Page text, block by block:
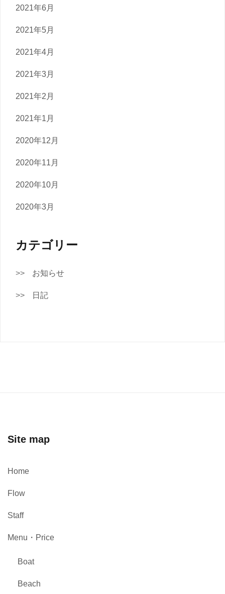
2021年6月
2021年5月
2021年4月
2021年3月
2021年2月
2021年1月
2020年12月
2020年11月
2020年10月
2020年3月
カテゴリー
お知らせ
日記
Site map
Home
Flow
Staff
Menu・Price
Boat
Beach